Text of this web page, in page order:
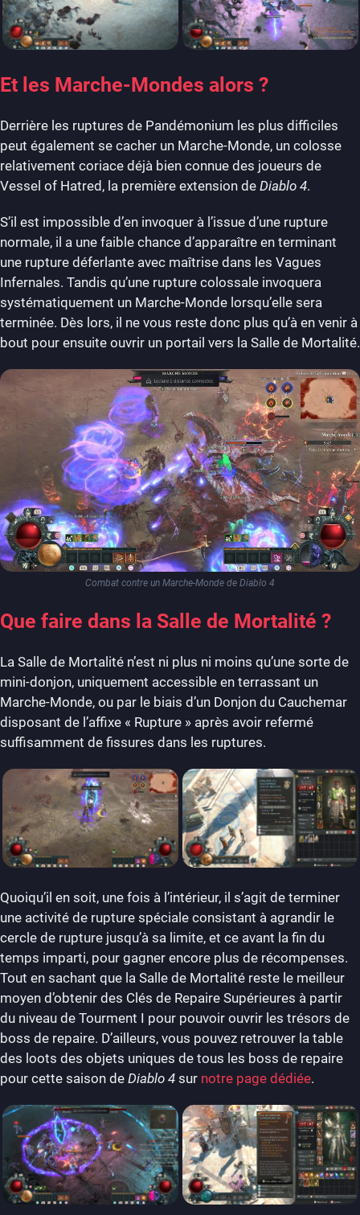
Et les Marche-Mondes alors ?
Derrière les ruptures de Pandémonium les plus difficiles
peut également se cacher un Marche-Monde, un colosse
relativement coriace déjà bien connue des joueurs de
Vessel of Hatred, la première extension de Diablo 4.
S’il est impossible d’en invoquer à l’issue d’une rupture
normale, il a une faible chance d’apparaître en terminant
une rupture déferlante avec maîtrise dans les Vagues
Infernales. Tandis qu’une rupture colossale invoquera
systématiquement un Marche-Monde lorsqu’elle sera
terminée. Dès lors, il ne vous reste donc plus qu’à en venir à
bout pour ensuite ouvrir un portail vers la Salle de Mortalité.
Combat contre un Marche-Monde de Diablo 4
Que faire dans la Salle de Mortalité ?
La Salle de Mortalité n’est ni plus ni moins qu’une sorte de
mini-donjon, uniquement accessible en terrassant un
Marche-Monde, ou par le biais d’un Donjon du Cauchemar
disposant de l’affixe « Rupture » après avoir refermé
suffisamment de fissures dans les ruptures.
Quoiqu’il en soit, une fois à l’intérieur, il s’agit de terminer
une activité de rupture spéciale consistant à agrandir le
cercle de rupture jusqu’à sa limite, et ce avant la fin du
temps imparti, pour gagner encore plus de récompenses.
Tout en sachant que la Salle de Mortalité reste le meilleur
moyen d’obtenir des Clés de Repaire Supérieures à partir
du niveau de Tourment I pour pouvoir ouvrir les trésors de
boss de repaire. D’ailleurs, vous pouvez retrouver la table
des loots des objets uniques de tous les boss de repaire
pour cette saison de Diablo 4 sur notre page dédiée.